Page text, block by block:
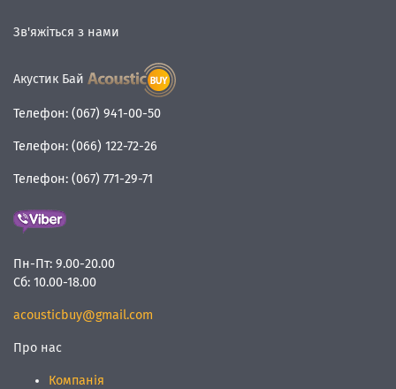
Зв'яжіться з нами
Акустик Бай
Телефон: (067) 941-00-50
Телефон: (066) 122-72-26
Телефон: (067) 771-29-71
Пн-Пт: 9.00-20.00
Сб: 10.00-18.00
acousticbuy@gmail.com
Про нас
Компанія